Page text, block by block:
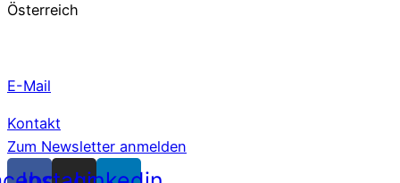
Österreich
E-Mail
Kontakt
Zum Newsletter anmelden